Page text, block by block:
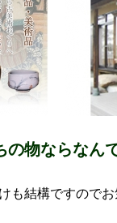
物ならなん
も結構ですのでお